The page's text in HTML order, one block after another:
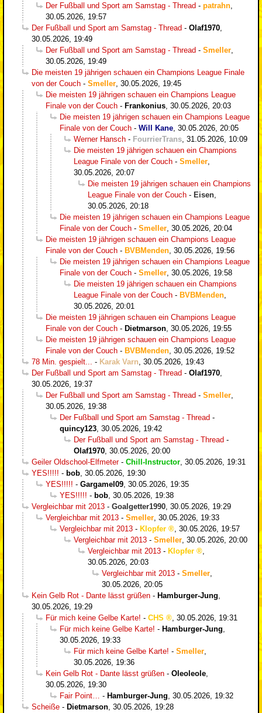
Der Fußball und Sport am Samstag - Thread - patrahn
30.05.2026, 19:57
Der Fußball und Sport am Samstag - Thread - Olaf1970
30.05.2026, 19:49
Der Fußball und Sport am Samstag - Thread - Smeller
30.05.2026, 19:49
Die meisten 19 jährigen schauen ein Champions League Finale
von der Couch - Smeller 30.05.2026, 19:45
Die meisten 19 jährigen schauen ein Champions League
Finale von der Couch - Frankonius 30.05.2026, 20:03
Die meisten 19 jährigen schauen ein Champions League
Finale von der Couch - Will Kane 30.05.2026, 20:05
Werner Hansch - FourrierTrans 31.05.2026, 10:09
Die meisten 19 jährigen schauen ein Champions
League Finale von der Couch - Smeller
30.05.2026, 20:07
Die meisten 19 jährigen schauen ein Champions
League Finale von der Couch - Eisen
30.05.2026, 20:18
Die meisten 19 jährigen schauen ein Champions League
Finale von der Couch - Smeller 30.05.2026, 20:04
Die meisten 19 jährigen schauen ein Champions League
Finale von der Couch - BVBMenden 30.05.2026, 19:56
Die meisten 19 jährigen schauen ein Champions League
Finale von der Couch - Smeller 30.05.2026, 19:58
Die meisten 19 jährigen schauen ein Champions
League Finale von der Couch - BVBMenden
30.05.2026, 20:01
Die meisten 19 jährigen schauen ein Champions League
Finale von der Couch - Dietmarson 30.05.2026, 19:55
Die meisten 19 jährigen schauen ein Champions League
Finale von der Couch - BVBMenden 30.05.2026, 19:52
78 Min. gespielt...
- Karak Varn 30.05.2026, 19:43
Der Fußball und Sport am Samstag - Thread - Olaf1970
30.05.2026, 19:37
Der Fußball und Sport am Samstag - Thread - Smeller
30.05.2026, 19:38
Der Fußball und Sport am Samstag - Thread -
quincy123 30.05.2026, 19:42
Der Fußball und Sport am Samstag - Thread -
Olaf1970 30.05.2026, 20:00
Geiler Oldschool-Elfmeter- Chill-Instructor 30.05.2026, 19:31
YES!!!!! - bob 30.05.2026, 19:30
YES!!!!! - Gargamel09 30.05.2026, 19:35
YES!!!!! - bob 30.05.2026, 19:38
Vergleichbar mit 2013 - Goalgetter1990 30.05.2026, 19:29
Vergleichbar mit 2013 - Smeller 30.05.2026, 19:33
Vergleichbar mit 2013 - Klopfer
30.05.2026, 19:57
Vergleichbar mit 2013 - Smeller 30.05.2026, 20:00
Vergleichbar mit 2013 - Klopfer
30.05.2026, 20:03
Vergleichbar mit 2013 - Smeller
30.05.2026, 20:05
Kein Gelb Rot - Dante lässt grüßen - Hamburger-Jung
30.05.2026, 19:29
Für mich keine Gelbe Karte! - CHS
30.05.2026, 19:31
Für mich keine Gelbe Karte! - Hamburger-Jung
30.05.2026, 19:33
Für mich keine Gelbe Karte! - Smeller
30.05.2026, 19:36
Kein Gelb Rot - Dante lässt grüßen - Oleoleole
30.05.2026, 19:30
Fair Point…
- Hamburger-Jung 30.05.2026, 19:32
Scheiße - Dietmarson 30.05.2026, 19:28